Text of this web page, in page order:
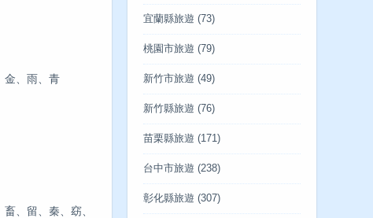
金、雨、青
、留、秦、窈、
宜蘭縣旅遊 (73)
桃園市旅遊 (79)
新竹市旅遊 (49)
新竹縣旅遊 (76)
苗栗縣旅遊 (171)
台中市旅遊 (238)
彰化縣旅遊 (307)